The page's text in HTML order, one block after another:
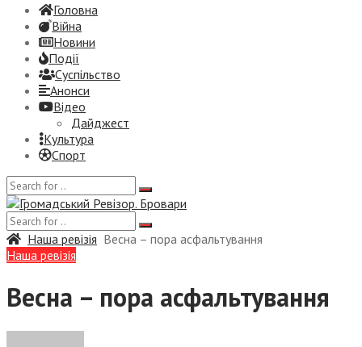
Головна
Війна
Новини
Події
Суспiльство
Анонси
Відео
Дайджест
Культура
Спорт
Наша ревізія Весна – пора асфальтування
Наша ревізія
Весна – пора асфальтування